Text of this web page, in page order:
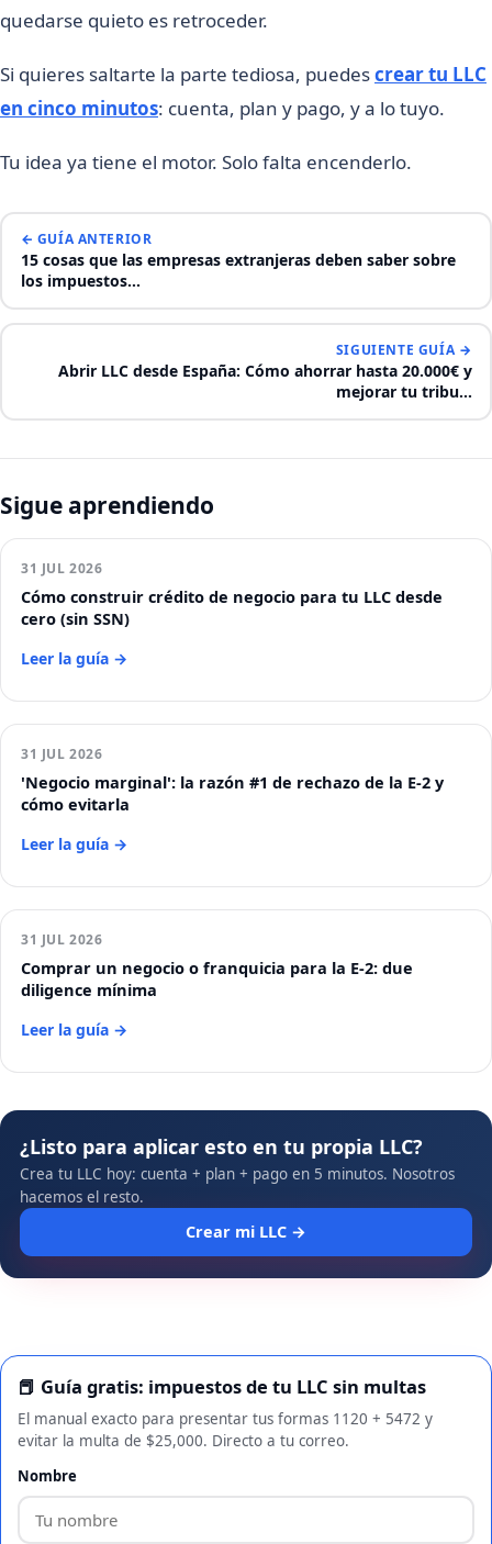
quedarse quieto es retroceder.
Si quieres saltarte la parte tediosa, puedescrear tu LLC
en cinco minutos: cuenta, plan y pago, y a lo tuyo.
Tu idea ya tiene el motor. Solo falta encenderlo.
← GUÍA ANTERIOR
15 cosas que las empresas extranjeras deben saber sobre
los impuestos…
SIGUIENTE GUÍA →
Abrir LLC desde España: Cómo ahorrar hasta 20.000€ y
mejorar tu tribu…
Sigue aprendiendo
31 JUL 2026
Cómo construir crédito de negocio para tu LLC desde
cero (sin SSN)
Leer la guía →
31 JUL 2026
'Negocio marginal': la razón #1 de rechazo de la E-2 y
cómo evitarla
Leer la guía →
31 JUL 2026
Comprar un negocio o franquicia para la E-2: due
diligence mínima
Leer la guía →
¿Listo para aplicar esto en tu propia LLC?
Crea tu LLC hoy: cuenta + plan + pago en 5 minutos. Nosotros
hacemos el resto.
Crear mi LLC →
📕 Guía gratis: impuestos de tu LLC sin multas
El manual exacto para presentar tus formas 1120 + 5472 y
evitar la multa de $25,000. Directo a tu correo.
Nombre